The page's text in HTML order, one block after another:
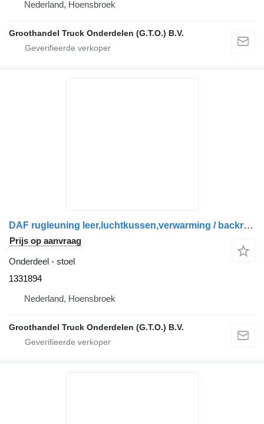
Nederland, Hoensbroek
Groothandel Truck Onderdelen (G.T.O.) B.V.
DAF rugleuning leer,luchtkussen,verwarming / backrest,back cushi 1331894 stoel voor DAF vrachtwagen
Prijs op aanvraag
Onderdeel - stoel
1331894
Nederland, Hoensbroek
Groothandel Truck Onderdelen (G.T.O.) B.V.